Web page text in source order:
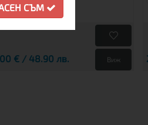
S М
€ / 48.90 лв. Виж
СЪМ